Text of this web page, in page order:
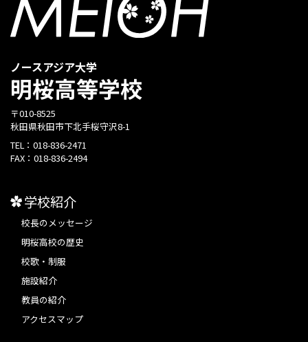
ノースアジア大学
明桜高等学校
〒010-8525
秋田県秋田市下北手桜守沢8-1
TEL： 018-836-2471
FAX： 018-836-2494
学校紹介
校長のメッセージ
明桜高校の歴史
校歌・制服
施設紹介
教員の紹介
アクセスマップ